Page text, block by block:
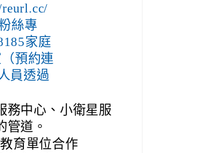
絲專
家庭
預約連
員透過
務中心、小衛星服
管道。
育單位合作